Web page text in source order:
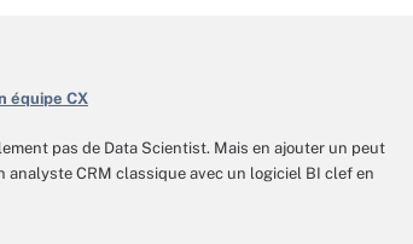
équipe CX
pas de Data Scientist. Mais en ajouter un peut
CRM classique avec un logiciel BI clef en